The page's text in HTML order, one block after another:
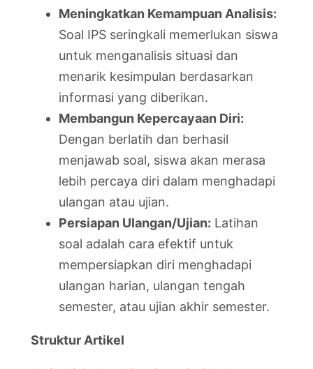
Meningkatkan Kemampuan Analisis:
Soal IPS seringkali memerlukan siswa
untuk menganalisis situasi dan
menarik kesimpulan berdasarkan
informasi yang diberikan.
Membangun Kepercayaan Diri:
Dengan berlatih dan berhasil
menjawab soal, siswa akan merasa
lebih percaya diri dalam menghadapi
ulangan atau ujian.
Persiapan Ulangan/Ujian: Latihan
soal adalah cara efektif untuk
mempersiapkan diri menghadapi
ulangan harian, ulangan tengah
semester, atau ujian akhir semester.
Struktur Artikel